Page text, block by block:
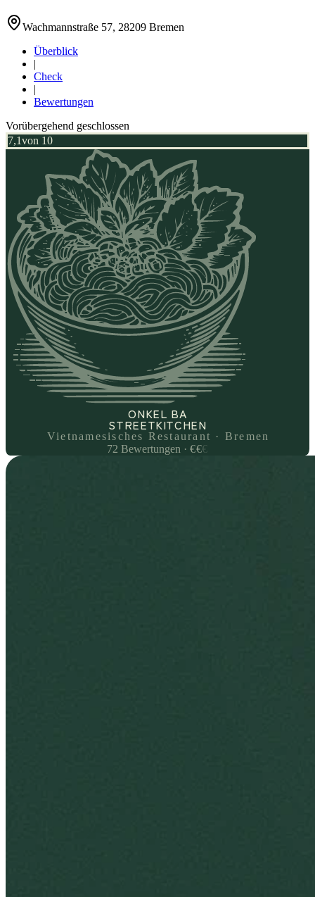
Wachmannstraße 57, 28209 Bremen
Überblick
|
Check
|
Bewertungen
Vorübergehend geschlossen
7,1von 10
ONKEL BA
STREETKITCHEN
Vietnamesisches Restaurant · Bremen
72 Bewertungen ·€€€